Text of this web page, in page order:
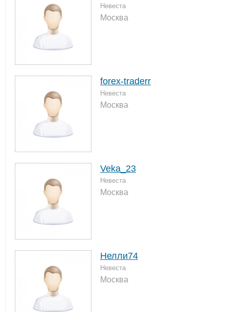
Невеста
Москва
forex-traderr
Невеста
Москва
Veka_23
Невеста
Москва
Нелли74
Невеста
Москва